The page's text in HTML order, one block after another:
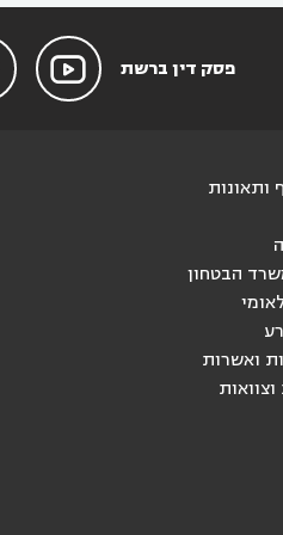
פסק דין ברשת 
ותאונות
הבטחון
ואשרות